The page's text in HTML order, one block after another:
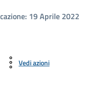
19 Aprile 2022
Vedi azioni